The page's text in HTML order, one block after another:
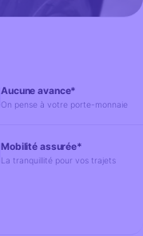
Aucune avance*
On pense à votre porte-monnaie
Mobilité assurée*
La tranquillité pour vos trajets